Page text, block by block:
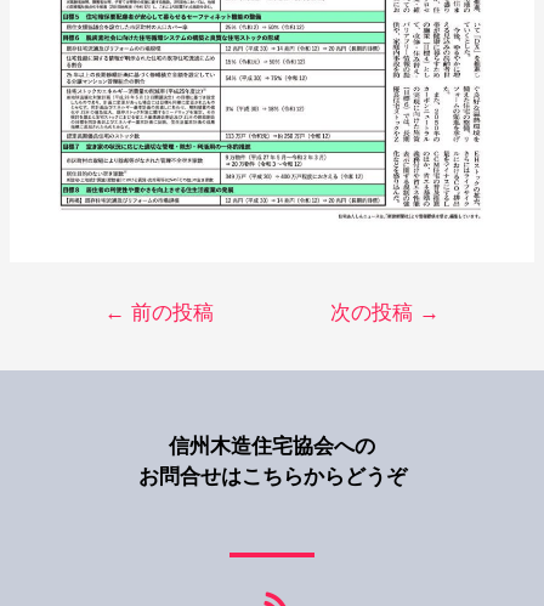
← 前の投稿 次の投稿 →
信州木造住宅協会への
お問合せはこちらからどうぞ